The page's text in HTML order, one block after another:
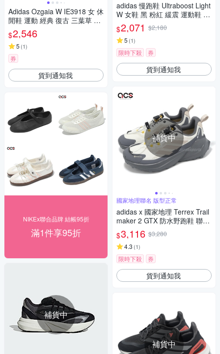
Adidas Ozgaia W IE3918 女 休
閒鞋 運動 經典 復古 三葉草 厚
底 老爹鞋 舒適 灰白 水藍
$2,546
5 (1)
券
貨到通知我
NIKEx聯合品牌 結帳95折
滿1件享95折
補貨中
adidas 慢跑鞋 Ultraboost Light
W 女鞋 黑 粉紅 緩震 運動鞋 愛
迪達 IE1764
$2,071 $2,180
5 (1)
限時下殺 券
貨到通知我
補貨中
國家地理聯名 版型正常
adidas x 國家地理 Terrex Trail
maker 2 GTX 防水野跑鞋 聯名
女鞋 米灰 愛迪達 IH5014
$3,116 $3,280
4.3 (1)
限時下殺 券
貨到通知我
補貨中